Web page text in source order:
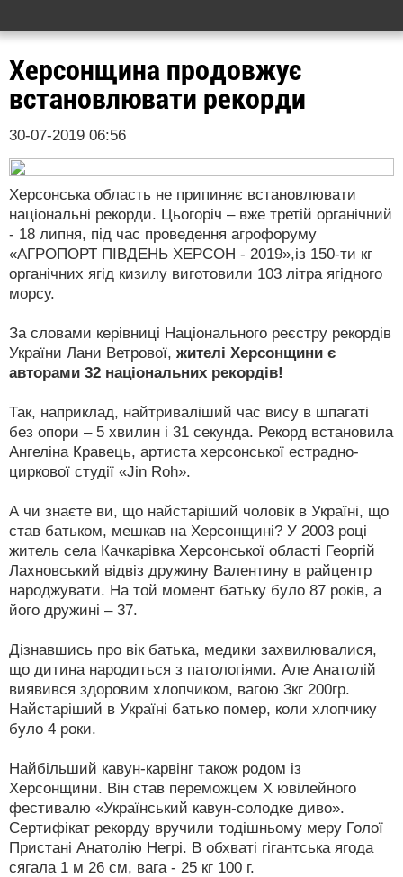
Херсонщина продовжує
встановлювати рекорди
30-07-2019 06:56
Херсонська область не припиняє встановлювати
національні рекорди. Цьогоріч – вже третій органічний
- 18 липня, під час проведення агрофоруму
«АГРОПОРТ ПІВДЕНЬ ХЕРСОН - 2019»,із 150-ти кг
органічних ягід кизилу виготовили 103 літра ягідного
морсу.
За словами керівниці Національного реєстру рекордів
України Лани Ветрової, жителі Херсонщини є
авторами 32 національних рекордів!
Так, наприклад, найтриваліший час вису в шпагаті
без опори – 5 хвилин і 31 секунда. Рекорд встановила
Ангеліна Кравець, артиста херсонської естрадно-
циркової студії «Jin Roh».
А чи знаєте ви, що найстаріший чоловік в Україні, що
став батьком, мешкав на Херсонщині? У 2003 році
житель села Качкарівка Херсонської області Георгій
Лахновський відвіз дружину Валентину в райцентр
народжувати. На той момент батьку було 87 років, а
його дружині – 37.
Дізнавшись про вік батька, медики захвилювалися,
що дитина народиться з патологіями. Але Анатолій
виявився здоровим хлопчиком, вагою 3кг 200гр.
Найстаріший в Україні батько помер, коли хлопчику
було 4 роки.
Найбільший кавун-карвінг також родом із
Херсонщини. Він став переможцем Х ювілейного
фестивалю «Український кавун-солодке диво».
Сертифікат рекорду вручили тодішньому меру Голої
Пристані Анатолію Негрі. В обхваті гігантська ягода
сягала 1 м 26 см, вага - 25 кг 100 г.